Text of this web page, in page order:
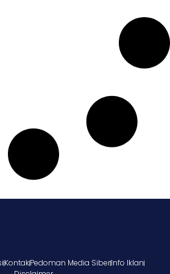
KontakPedoman Media SiberInfo Iklan